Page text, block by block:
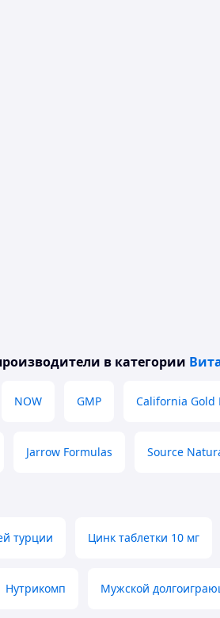
в категории
NOW GMP California
Jarrow Formulas Source
турции Цинк таблетки 10 мг
Нутрикомп Мужской